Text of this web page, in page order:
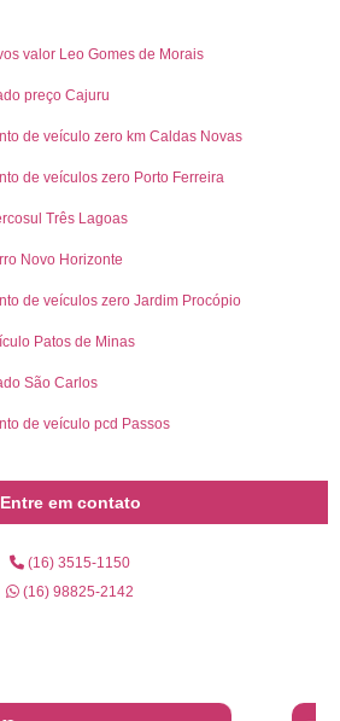
valor Leo Gomes de Morais
preço Cajuru
de veículo zero km Caldas Novas
de veículos zero Porto Ferreira
Três Lagoas
Novo Horizonte
de veículos zero Jardim Procópio
Patos de Minas
São Carlos
de veículo pcd Passos
Entre em contato
(16) 3515-1150
(16) 98825-2142